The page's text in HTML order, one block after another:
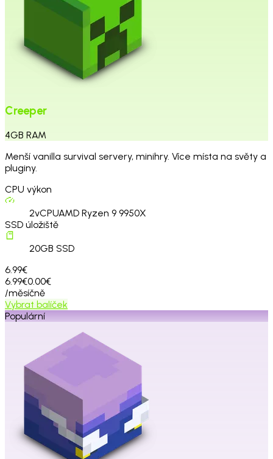
Creeper
4GB RAM
Menší vanilla survival servery, minihry. Více místa na světy a
pluginy.
CPU výkon
2vCPUAMD Ryzen 9 9950X
SSD úložiště
20GB SSD
6.99€
6.99€0.00€
/měsíčně
Vybrat balíček
Populární